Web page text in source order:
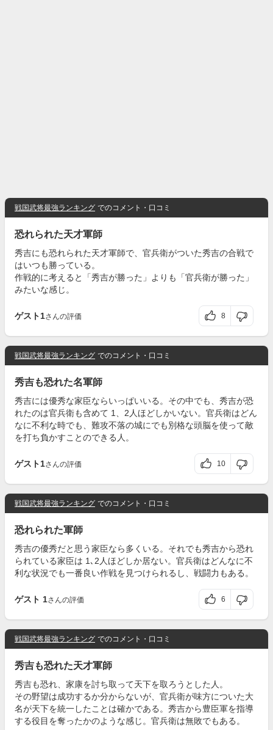
戦国武将最強ランキング でのコメント・口コミ
恐れられた天才軍師
秀吉にも恐れられた天才軍師で、官兵衛がついた秀吉の合戦で
はいつも勝っている。
作戦的に考えると「秀吉が勝った」よりも「官兵衛が勝った」
みたいな感じ。
ゲスト1さんの評価 8
戦国武将最強ランキング でのコメント・口コミ
秀吉も恐れた名軍師
秀吉には優秀な家臣ならいっぱいいる。その中でも、秀吉が恐
れたのは官兵衛も含めて 1、2人ほどしかいない。官兵衛はどん
なに不利な時でも、難攻不落の城にでも別格な頭脳を使って敵
を打ち負かすことのできる人。
ゲスト1さんの評価 10
戦国武将最強ランキング でのコメント・口コミ
恐れられた軍師
秀吉の優秀だと思う家臣なら多くいる。それでも秀吉から恐れ
られている家臣は 1､2人ほどしか居ない。官兵衛はどんなに不
利な状況でも一番良い作戦を見つけられるし、戦闘力もある。
ゲスト 1さんの評価 6
戦国武将最強ランキング でのコメント・口コミ
秀吉も恐れた天才軍師
秀吉も恐れ、家康を討ち取って天下を取ろうとした人。
その野望は成功するか分からないが、官兵衛が味方についた大
名が天下を統一したことは確かである。秀吉から豊臣軍を指導
する役目を奪ったかのような感じ。官兵衛は無敗でもある。